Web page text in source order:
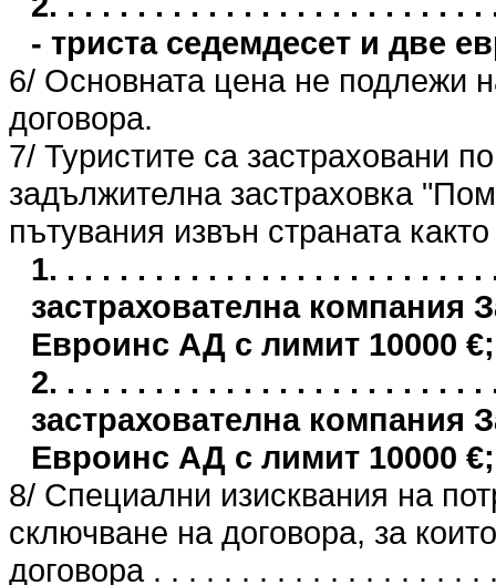
- триста седемдесет и две
6/ Основната цена не подлежи
договора.
7/ Туристите са застраховани
задължителна застраховка
пътувания извън страната
1. . . . . . . . . . . . . . . . . . . . . . . .
застрахователна компания
Евроинс АД с лимит 10000 €;
2. . . . . . . . . . . . . . . . . . . . . . . .
застрахователна компания
Евроинс АД с лимит 10000 €;
8/ Специални изисквания на
сключване на договора, за
договора . . . . . . . . . . . . . . . . . .